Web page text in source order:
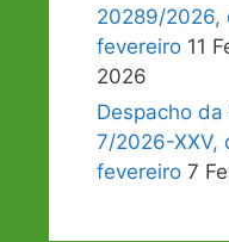
20289/2026,
fevereiro 11
2026
Despacho da
7/2026-XXV,
fevereiro 7